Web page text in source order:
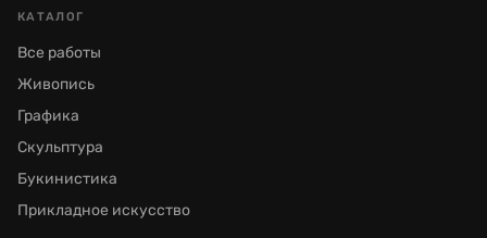
КАТАЛОГ
Все работы
Живопись
Графика
Скульптура
Букинистика
Прикладное искусство